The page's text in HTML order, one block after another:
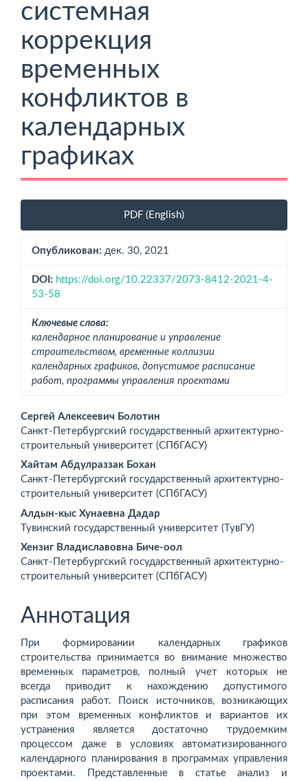
системная
коррекция
временных
конфликтов в
календарных
графиках
Боковая
панель
статьи
PDF (English)
Опубликован: дек. 30, 2021
DOI: https://doi.org/10.22337/2073-8412-2021-4-
53-58
Ключевые слова:
календарное планирование и управление
строительством, временные коллизии
календарных графиков, допустимое расписание
работ, программы управления проектами
Основное
содержимое
статьи
Сергей Алексеевич Болотин
Санкт-Петербургский государственный архитектурно-
строительный университет (СПбГАСУ)
Хайтам Абдулраззак Бохан
Санкт-Петербургский государственный архитектурно-
строительный университет (СПбГАСУ)
Алдын-кыс Хунаевна Дадар
Тувинский государственный университет (ТувГУ)
Хензиг Владиславовна Биче-оол
Санкт-Петербургский государственный архитектурно-
строительный университет (СПбГАСУ)
Аннотация
При формировании календарных графиков
строительства принимается во внимание множество
временных параметров, полный учет которых не
всегда приводит к нахождению допустимого
расписания работ. Поиск источников, возникающих
при этом временных конфликтов и вариантов их
устранения является достаточно трудоемким
процессом даже в условиях автоматизированного
календарного планирования в программах управления
проектами. Представленные в статье анализ и